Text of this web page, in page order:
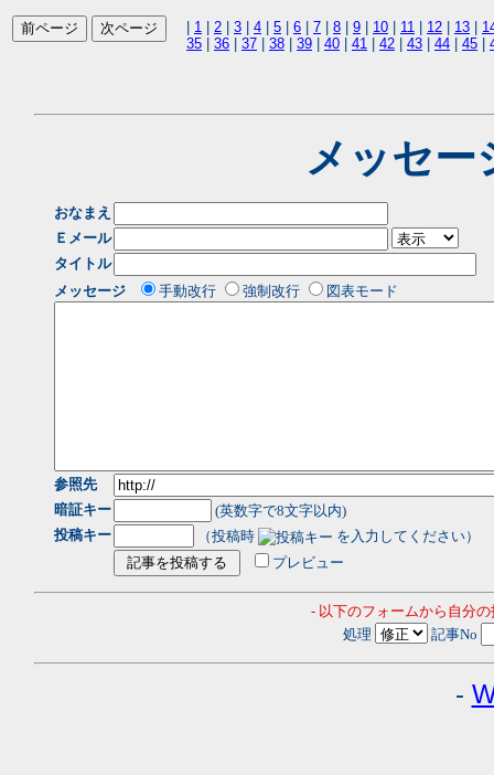
1 2 3 4 5 6 7 8 9 10 11 12 13
35
36 37 38 39 40 41 42 43 44 45
メッセー
おなまえ
Ｅメール
タイトル
メッセージ
手動改行 強制改行 図表モード
参照先
暗証キー
(英数字で8文字以内)
投稿キー
（投稿時
を入力してください）
プレビュー
- 以下のフォームから自分
処理
記事No
-